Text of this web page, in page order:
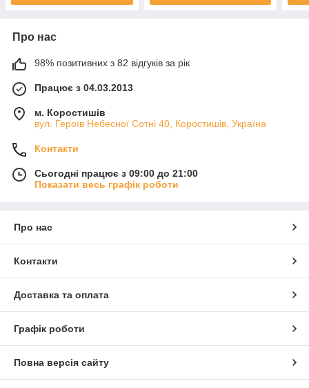
Про нас
98% позитивних з 82 відгуків за рік
Працює з 04.03.2013
м. Коростишів
вул. Героїв Небесної Сотні 40, Коростишів, Україна
Контакти
Сьогодні працює з 09:00 до 21:00
Показати весь графік роботи
Про нас
Контакти
Доставка та оплата
Графік роботи
Повна версія сайту